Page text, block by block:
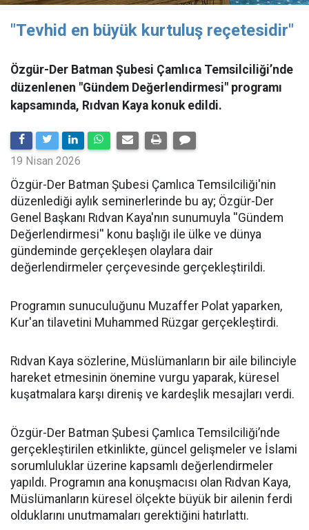
"Tevhid en büyük kurtuluş reçetesidir"
Özgür-Der Batman Şubesi Çamlıca Temsilciliği’nde
düzenlenen "Gündem Değerlendirmesi" programı
kapsamında, Rıdvan Kaya konuk edildi.
19 Nisan 2026
​Özgür-Der Batman Şubesi Çamlıca Temsilciliği'nin
düzenlediği aylık seminerlerinde bu ay; Özgür-Der
Genel Başkanı Rıdvan Kaya'nın sunumuyla ''Gündem
Değerlendirmesi'' konu başlığı ile ülke ve dünya
gündeminde gerçekleşen olaylara dair
değerlendirmeler çerçevesinde gerçekleştirildi.
Programın sunuculuğunu Muzaffer Polat yaparken,
Kur'an tilavetini Muhammed Rüzgar gerçekleştirdi.
Rıdvan Kaya sözlerine, Müslümanların bir aile bilinciyle
hareket etmesinin önemine vurgu yaparak, küresel
kuşatmalara karşı direniş ve kardeşlik mesajları verdi.
Özgür-Der Batman Şubesi Çamlıca Temsilciliği’nde
gerçekleştirilen etkinlikte, güncel gelişmeler ve İslami
sorumluluklar üzerine kapsamlı değerlendirmeler
yapıldı. Programın ana konuşmacısı olan Rıdvan Kaya,
Müslümanların küresel ölçekte büyük bir ailenin ferdi
olduklarını unutmamaları gerektiğini hatırlattı.